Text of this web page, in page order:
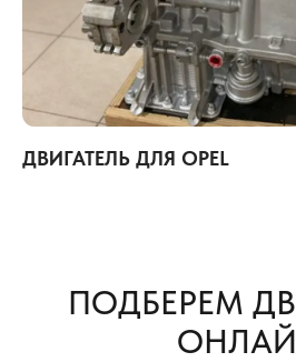
ДВИГАТЕЛЬ ДЛЯ OPEL
ПОДБЕРЕМ